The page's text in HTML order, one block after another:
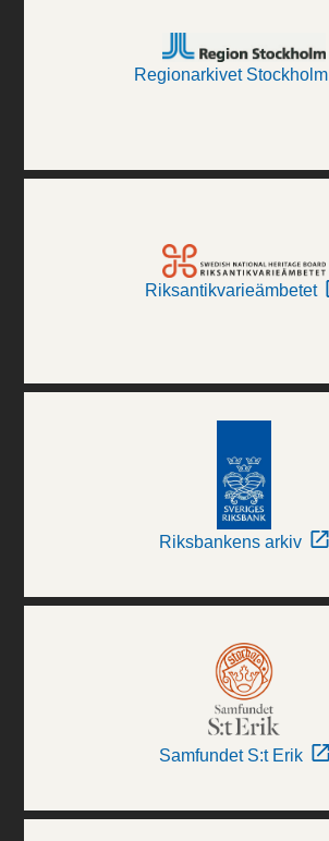
Regionarkivet Stockholm
Riksantikvarieämbetet
Riksbankens arkiv
Samfundet S:t Erik